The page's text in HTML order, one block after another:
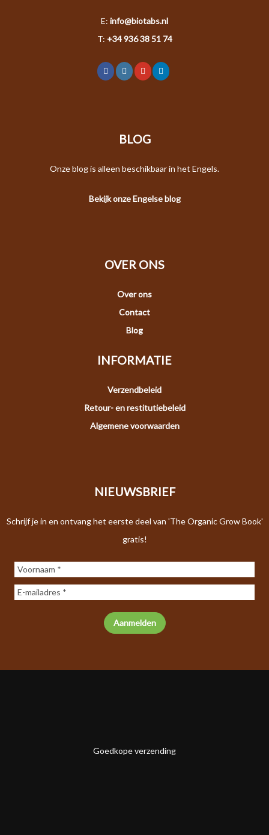
E: info@biotabs.nl
T: +34 936 38 51 74
BLOG
Onze blog is alleen beschikbaar in het Engels.
Bekijk onze Engelse blog
OVER ONS
Over ons
Contact
Blog
INFORMATIE
Verzendbeleid
Retour- en restitutiebeleid
Algemene voorwaarden
NIEUWSBRIEF
Schrijf je in en ontvang het eerste deel van 'The Organic Grow Book'
gratis!
Goedkope verzending